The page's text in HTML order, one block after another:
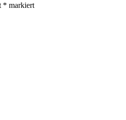
* markiert